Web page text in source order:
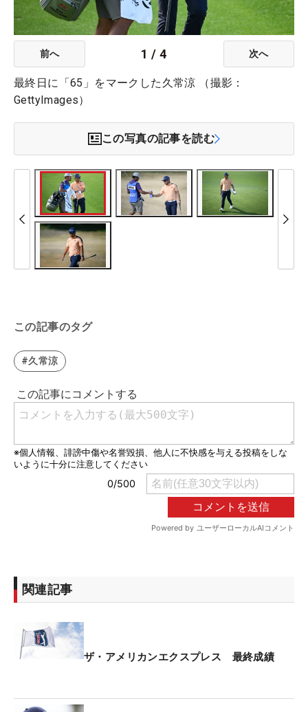
前へ 1 /4 次へ
最終日に「65」をマークした久常涼 （撮影：
GettyImages）
この写真の記事を読む
この記事のタグ
#久常涼
関連記事
ザ・アメリカンエクスプレス 最終成績